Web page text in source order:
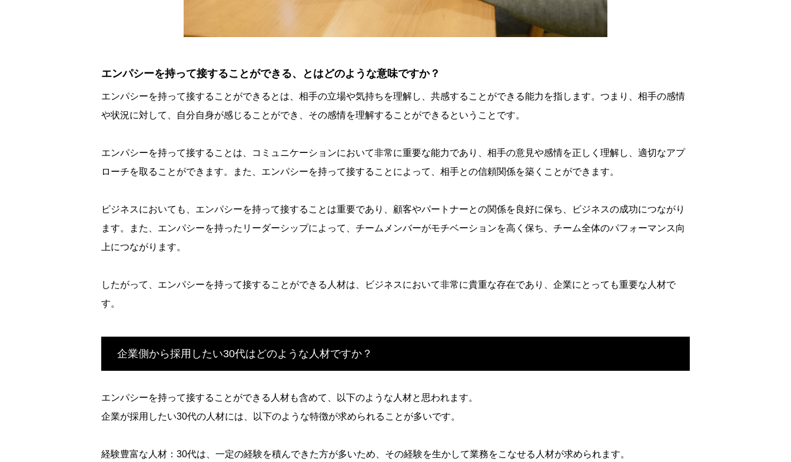
エンパシーを持って接することができる、とはどのような意味ですか？
エンパシーを持って接することができるとは、相手の立場や気持ちを理解し、共感することができる能力を指します。つまり、相手の感情
や状況に対して、自分自身が感じることができ、その感情を理解することができるということです。
エンパシーを持って接することは、コミュニケーションにおいて非常に重要な能力であり、相手の意見や感情を正しく理解し、適切なアプ
ローチを取ることができます。また、エンパシーを持って接することによって、相手との信頼関係を築くことができます。
ビジネスにおいても、エンパシーを持って接することは重要であり、顧客やパートナーとの関係を良好に保ち、ビジネスの成功につながり
ます。また、エンパシーを持ったリーダーシップによって、チームメンバーがモチベーションを高く保ち、チーム全体のパフォーマンス向
上につながります。
したがって、エンパシーを持って接することができる人材は、ビジネスにおいて非常に貴重な存在であり、企業にとっても重要な人材で
す。
企業側から採用したい30代はどのような人材ですか？
エンパシーを持って接することができる人材も含めて、以下のような人材と思われます。
企業が採用したい30代の人材には、以下のような特徴が求められることが多いです。
経験豊富な人材：30代は、一定の経験を積んできた方が多いため、その経験を生かして業務をこなせる人材が求められます。